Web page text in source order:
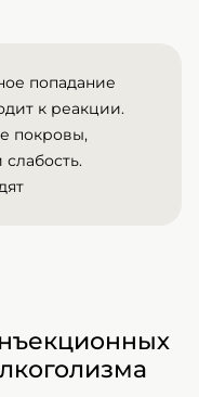
попадание
к реакции.
покровы,
слабость.